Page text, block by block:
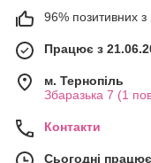
96% позитивних з
Працює з
м. Тернопіль
Збаразька 7 (1
Контакти
Сьогодні